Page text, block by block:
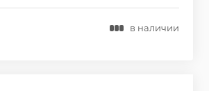
в наличии